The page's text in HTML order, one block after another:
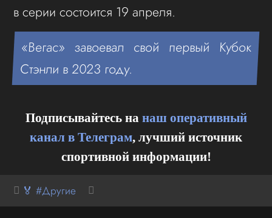
в серии состоится 19 апреля.
«Вегас» завоевал свой первый Кубок
Стэнли в 2023 году.
Подписывайтесь на наш оперативный
канал в Телеграм, лучший источник
спортивной информации!
🏅 #Другие